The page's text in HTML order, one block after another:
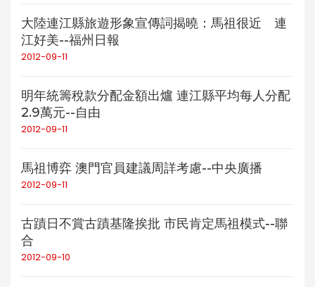
大陸連江縣旅遊形象宣傳詞揭曉：馬祖很近 連
江好美--福州日報
2012-09-11
明年統籌稅款分配金額出爐 連江縣平均每人分配
2.9萬元--自由
2012-09-11
馬祖博弈 澳門官員建議周詳考慮--中央廣播
2012-09-11
古蹟日不賞古蹟基隆挨批 市民肯定馬祖模式--聯
合
2012-09-10